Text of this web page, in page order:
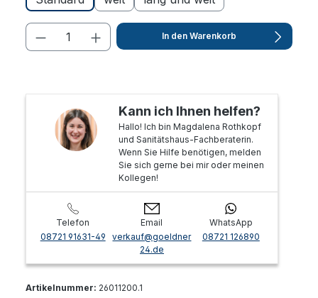
In den Warenkorb
Kann ich Ihnen helfen?
Hallo! Ich bin Magdalena Rothkopf
und Sanitätshaus-Fachberaterin.
Wenn Sie Hilfe benötigen, melden
Sie sich gerne bei mir oder meinen
Kollegen!
Telefon
08721 91631-49
Email
verkauf@goeldner
24.de
WhatsApp
08721 126890
Artikelnummer: 26011200.1